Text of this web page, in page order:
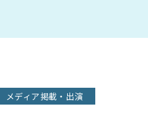
メディア掲載・出演